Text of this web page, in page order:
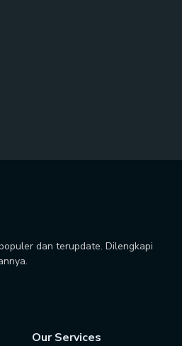
dan terupdate. Dilengkapi
Our Services